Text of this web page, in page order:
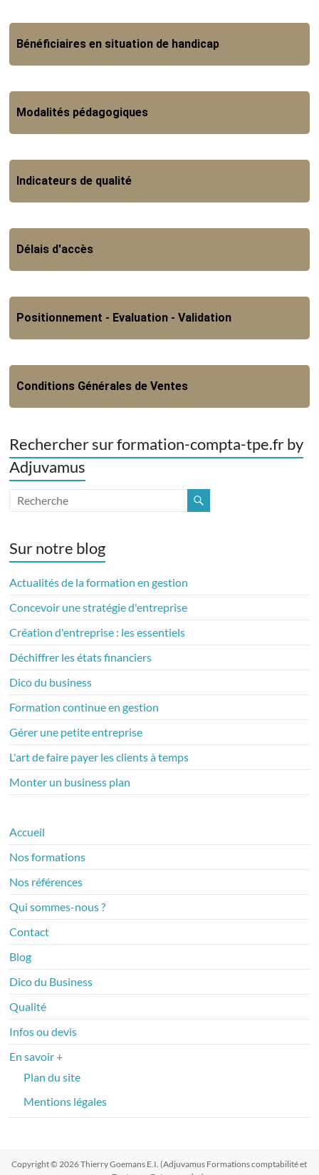
Bénéficiaires en situation de handicap
Modalités pédagogiques
Indicateurs de qualité
Délais d'accès
Positionnement - Evaluation - Validation
Conditions Générales de Ventes
Rechercher sur formation-compta-tpe.fr by
Adjuvamus
Sur notre blog
Actualités de la formation en gestion
Concevoir une stratégie d'entreprise
Création d'entreprise : les essentiels
Déchiffrer les états financiers
Dico du business
Formation continue en gestion
Gérer une petite entreprise
L'art de faire payer les clients à temps
Monter un business plan
Accueil
Nos formations
Nos références
Qui sommes-nous ?
Contact
Blog
Dico du Business
Qualité
Infos ou devis
En savoir +
Plan du site
Mentions légales
Copyright © 2026Thierry Goemans E.I. (Adjuvamus Formations comptabilité et